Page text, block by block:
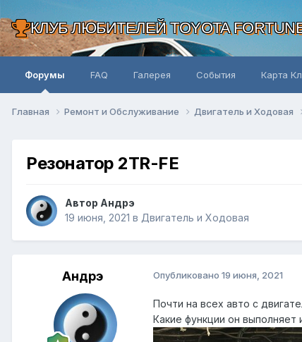
КЛУБ ЛЮБИТЕЛЕЙ TOYOTA
Форумы FAQ Галерея События Карта
Главная Ремонт и Обслуживание Двигатель и Ходовая
Резонатор 2TR-FE
Автор Андрэ
19 июня, 2021 в Двигатель и Ходовая
Андрэ Опубликовано 19 июня, 2021
Почти на всех авто с
Какие функции он